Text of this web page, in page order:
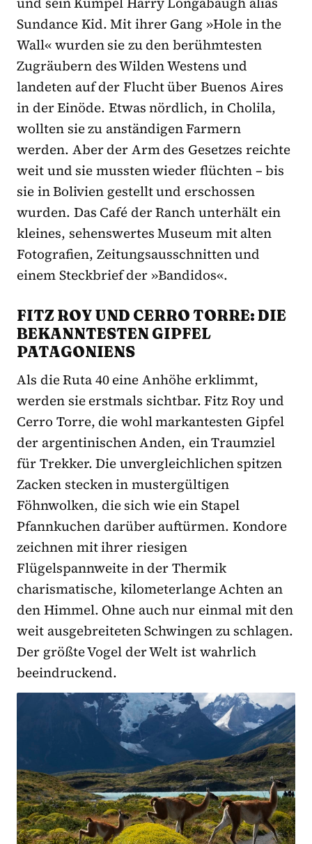
Sundance Kid. Mit ihrer Gang »Hole in the
Wall« wurden sie zu den berühmtesten
Zugräubern des Wilden Westens und
landeten auf der Flucht über Buenos Aires
in der Einöde. Etwas nördlich, in Cholila,
wollten sie zu anständigen Farmern
werden. Aber der Arm des Gesetzes reichte
weit und sie mussten wieder flüchten – bis
sie in Bolivien gestellt und erschossen
wurden. Das Café der Ranch unterhält ein
kleines, sehenswertes Museum mit alten
Fotografien, Zeitungsausschnitten und
einem Steckbrief der »Bandidos«.
FITZ ROY UND CERRO TORRE: DIE
BEKANNTESTEN GIPFEL
PATAGONIENS
Als die Ruta 40 eine Anhöhe erklimmt,
werden sie erstmals sichtbar. Fitz Roy und
Cerro Torre, die wohl markantesten Gipfel
der argentinischen Anden, ein Traumziel
für Trekker. Die unvergleichlichen spitzen
Zacken stecken in mustergültigen
Föhnwolken, die sich wie ein Stapel
Pfannkuchen darüber auftürmen. Kondore
zeichnen mit ihrer riesigen
Flügelspannweite in der Thermik
charismatische, kilometerlange Achten an
den Himmel. Ohne auch nur einmal mit den
weit ausgebreiteten Schwingen zu schlagen.
Der größte Vogel der Welt ist wahrlich
beeindruckend.